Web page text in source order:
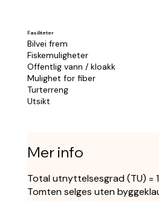
Fasiliteter
Bilvei frem
Fiskemuligheter
Offentlig vann / kloakk
Mulighet for fiber
Turterreng
Utsikt
Mer info
Total utnyttelsesgrad (TU) =
Tomten selges uten